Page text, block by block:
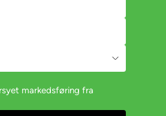
markedsføring fra